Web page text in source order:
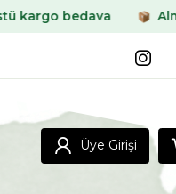
Almanya & Fransa
Üye Girişi